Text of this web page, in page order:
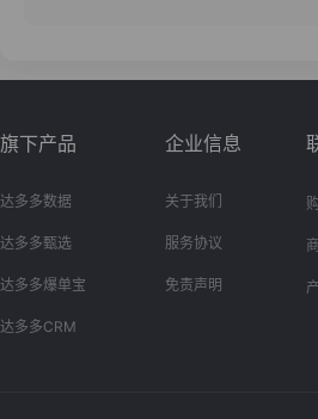
旗下产品
达多多数据
达多多甄选
达多多爆单宝
达多多CRM
企业信息
关于我们
服务协议
免责声明